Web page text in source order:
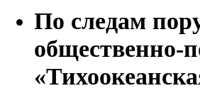
По следам
общественно-